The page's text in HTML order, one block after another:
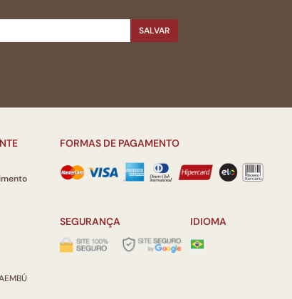
SALVAR
FORMAS DE PAGAMENTO
SEGURANÇA IDIOMA